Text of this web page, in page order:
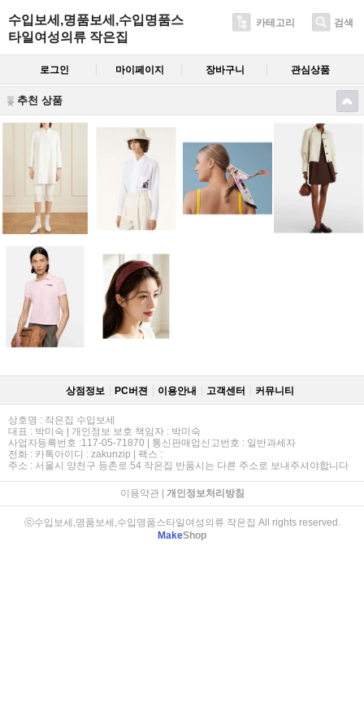
수입보세,명품보세,수입명품스
타일여성의류 작은집
카테고리 검색
로그인 마이페이지 장바구니 관심상품
추천 상품
상점정보 PC버젼 이용안내 고객센터 커뮤니티
상호명 : 작은집 수입보세
대표 : 박미숙 | 개인정보 보호 책임자 : 박미숙
사업자등록번호 :117-05-71870 | 통신판매업신고번호 : 일반과세자
전화 : 카톡아이디 : zakunzip | 팩스 :
주소 : 서울시 양천구 등촌로 54 작은집 반품시는 다른 주소로 보내주셔야합니다
이용약관| 개인정보처리방침
ⓒ수입보세,명품보세,수입명품스타일여성의류 작은집 All rights reserved.
MakeShop